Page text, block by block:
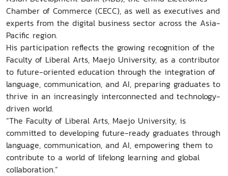
Chamber of Commerce (CECC), as well as executives and
experts from the digital business sector across the Asia-
Pacific region.
His participation reflects the growing recognition of the
Faculty of Liberal Arts, Maejo University, as a contributor
to future-oriented education through the integration of
language, communication, and AI, preparing graduates to
thrive in an increasingly interconnected and technology-
driven world.
“The Faculty of Liberal Arts, Maejo University, is
committed to developing future-ready graduates through
language, communication, and AI, empowering them to
contribute to a world of lifelong learning and global
collaboration.”